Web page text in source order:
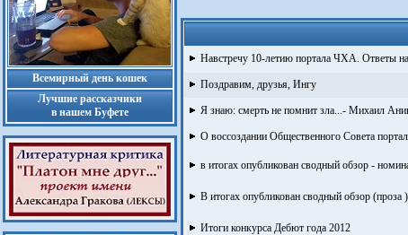
Всемирный день кошек
Лучшие рассказчики
в нашем Буфете
Навстречу 10-летию портала ЧХА. Ответы
Поздравим, друзья, Ингу
Я знаю: смерть не помнит зла...- Михаил
О воссоздании Общественного Совета
в итогах опубликован сводный обзор -
В итогах опубликован сводный обзор
Итоги конкурса Дебют года 2012